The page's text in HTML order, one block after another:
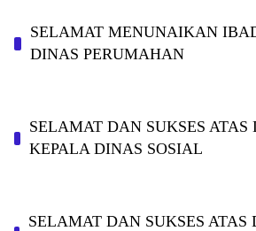
SELAMAT MENUNAIKAN
DINAS PERUMAHAN
SELAMAT DAN SUKSES
KEPALA DINAS SOSIAL
SELAMAT DAN SUKSES